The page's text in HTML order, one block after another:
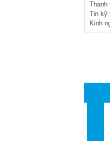
Thanh
Tin kỹ
Kinh